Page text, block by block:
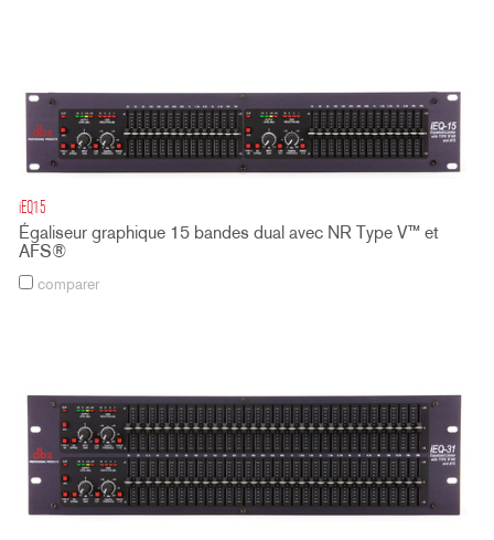
iEQ15
Égaliseur graphique 15 bandes dual avec NR Type V™ et
AFS®
comparer